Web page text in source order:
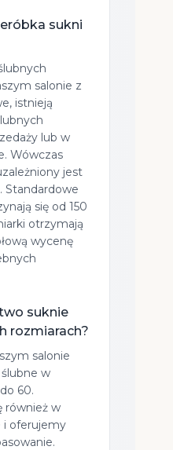
sukni
salonie z
istnieją
lub w
Wówczas
jest
Standardowe
się od 150
otrzymają
wycenę
suknie
rozmiarach?
salonie
w
60.
również w
i oferujemy